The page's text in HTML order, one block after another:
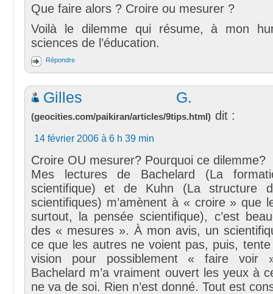
Que faire alors ? Croire ou mesurer ?
Voilà le dilemme qui résume, à mon
sciences de l’éducation.
Répondre
Gilles G.
(geocities.com/paikiran/articles/9tips.html) dit :
14 février 2006 à 6 h 39 min
Croire OU mesurer? Pourquoi ce dilemme?
Mes lectures de Bachelard (La
scientifique) et de Kuhn (La structure
scientifiques) m’amènent à « croire » que
surtout, la pensée scientifique), c’est
des « mesures ». À mon avis, un
ce que les autres ne voient pas, puis, tente
vision pour possiblement « faire voir
Bachelard m’a vraiment ouvert les yeux à
ne va de soi. Rien n’est donné. Tout est